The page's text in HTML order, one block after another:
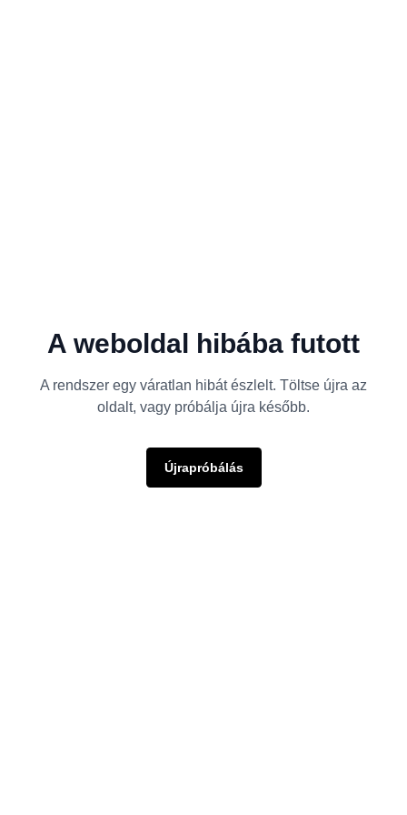
A weboldal hibába futott
A rendszer egy váratlan hibát észlelt. Töltse újra az
oldalt, vagy próbálja újra később.
Újrapróbálás